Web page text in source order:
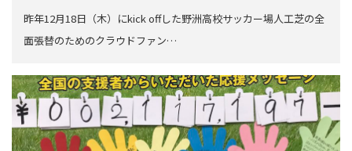
昨年12月18日（木）にkick offした野洲高校サッカー場人工芝の全
面張替のためのクラウドファン…